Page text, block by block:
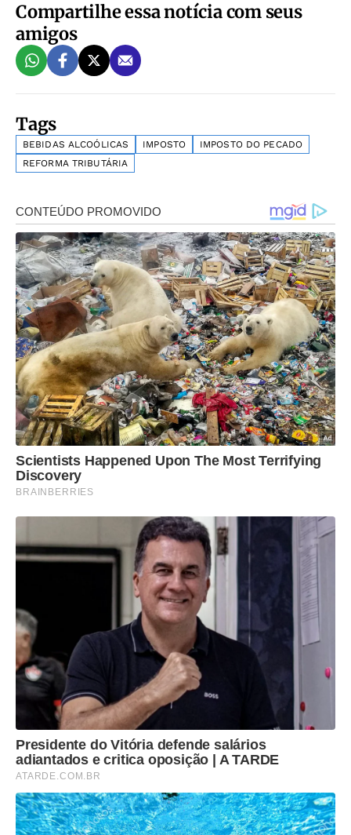
Compartilhe essa notícia com seus
amigos
Tags
BEBIDAS ALCOÓLICAS IMPOSTO
IMPOSTO DO PECADO
REFORMA TRIBUTÁRIA